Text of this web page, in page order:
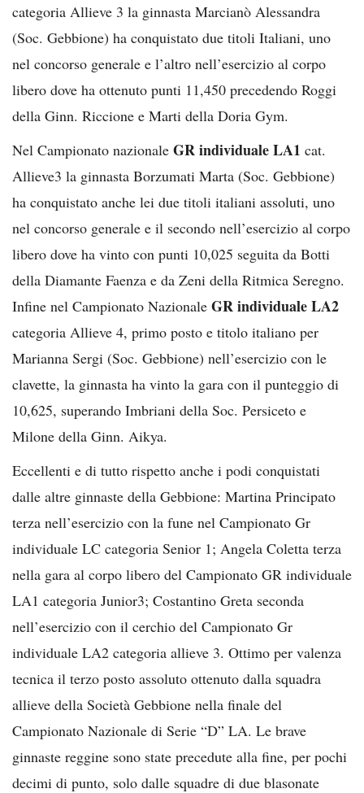
categoria Allieve 3 la ginnasta Marcianò Alessandra
(Soc. Gebbione) ha conquistato due titoli Italiani, uno
nel concorso generale e l’altro nell’esercizio al corpo
libero dove ha ottenuto punti 11,450 precedendo Roggi
della Ginn. Riccione e Marti della Doria Gym.
Nel Campionato nazionale GR individuale LA1 cat.
Allieve3 la ginnasta Borzumati Marta (Soc. Gebbione)
ha conquistato anche lei due titoli italiani assoluti, uno
nel concorso generale e il secondo nell’esercizio al corpo
libero dove ha vinto con punti 10,025 seguita da Botti
della Diamante Faenza e da Zeni della Ritmica Seregno.
Infine nel Campionato Nazionale GR individuale LA2
categoria Allieve 4, primo posto e titolo italiano per
Marianna Sergi (Soc. Gebbione) nell’esercizio con le
clavette, la ginnasta ha vinto la gara con il punteggio di
10,625, superando Imbriani della Soc. Persiceto e
Milone della Ginn. Aikya.
Eccellenti e di tutto rispetto anche i podi conquistati
dalle altre ginnaste della Gebbione: Martina Principato
terza nell’esercizio con la fune nel Campionato Gr
individuale LC categoria Senior 1; Angela Coletta terza
nella gara al corpo libero del Campionato GR individuale
LA1 categoria Junior3; Costantino Greta seconda
nell’esercizio con il cerchio del Campionato Gr
individuale LA2 categoria allieve 3. Ottimo per valenza
tecnica il terzo posto assoluto ottenuto dalla squadra
allieve della Società Gebbione nella finale del
Campionato Nazionale di Serie “D” LA. Le brave
ginnaste reggine sono state precedute alla fine, per pochi
decimi di punto, solo dalle squadre di due blasonate